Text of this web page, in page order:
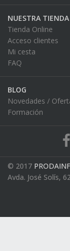
NUESTRA TIENDA
Tienda Online
Acceso clientes
Mi cesta
FAQ
BLOG
Novedades /
Formación
© 2017
Avda. José Solís,